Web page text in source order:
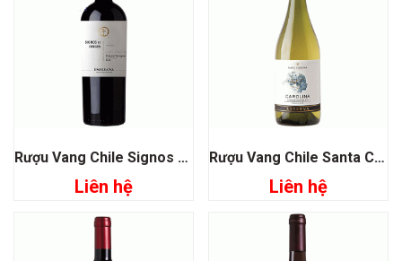
Rượu Vang Chile Signos De Origen Cabernet Sauvignon
Liên hệ
Rượu Vang Chile Santa Carolina Carolina Chardonnay
Liên hệ